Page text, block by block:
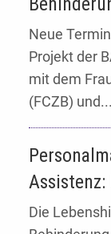
Neue
Projekt der
mit dem
(FCZB) und...
Die